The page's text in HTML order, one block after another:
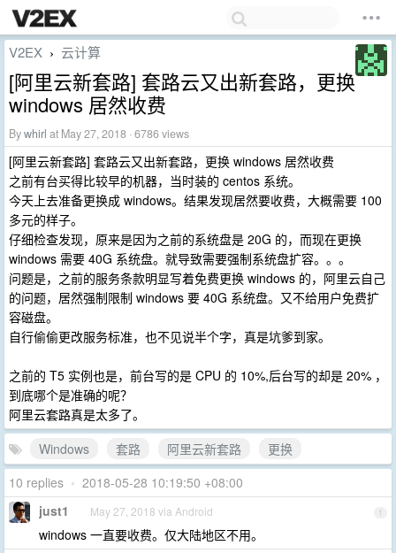
V2EX › 云计算
[阿里云新套路] 套路云又出新套路，更换
windows 居然收费
Bywhirl at May 27, 2018 · 6786 views
[阿里云新套路] 套路云又出新套路，更换 windows 居然收费
之前有台买得比较早的机器，当时装的 centos 系统。
今天上去准备更换成 windows。结果发现居然要收费，大概需要 100
多元的样子。
仔细检查发现，原来是因为之前的系统盘是 20G 的，而现在更换
windows 需要 40G 系统盘。就导致需要强制系统盘扩容。。。
问题是，之前的服务条款明显写着免费更换 windows 的，阿里云自己
的问题，居然强制限制 windows 要 40G 系统盘。又不给用户免费扩
容磁盘。
自行偷偷更改服务标准，也不见说半个字，真是坑爹到家。
之前的 T5 实例也是，前台写的是 CPU 的 10%,后台写的却是 20% ，
到底哪个是准确的呢？
阿里云套路真是太多了。
Windows
套路 阿里云新套路
更换
10 replies • 2018-05-28 10:19:50 +08:00
1
just1 May 27, 2018 via Android
windows 一直要收费。仅大陆地区不用。